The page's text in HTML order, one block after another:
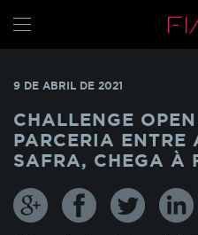
GRADUAÇÃO
GLOBAL MBAs
9 DE ABRIL DE 2021
CHALLENGE
PARCERIA
SAFRA, CHEGA À
cookies para melhorar a
navegação em nosso
constantemente os
informações básicas da
nossas páginas.